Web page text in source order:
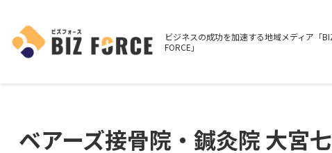
ビジネスの成功を加速する地域メディア「
FORCE」
ベアーズ接骨院・鍼灸院 大宮